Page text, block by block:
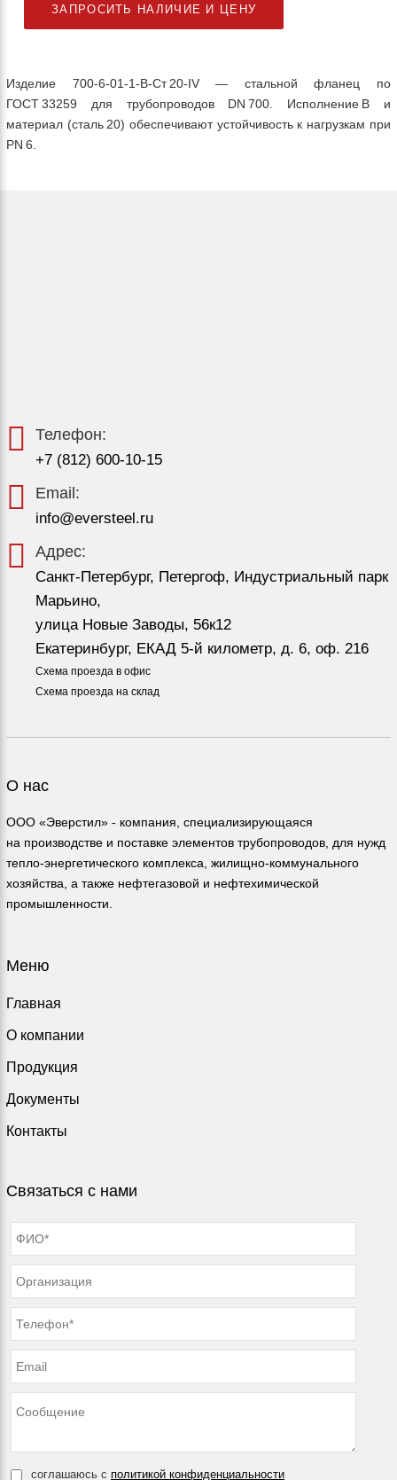
ЗАПРОСИТЬ НАЛИЧИЕ И ЦЕНУ
Изделие 700‑6‑01‑1‑B‑Ст 20‑IV — стальной фланец по
ГОСТ 33259 для трубопроводов DN 700. Исполнение В и
материал (сталь 20) обеспечивают устойчивость к нагрузкам при
PN 6.
Телефон:
+7 (812) 600-10-15
Email:
info@eversteel.ru
Адрес:
Санкт-Петербург, Петергоф, Индустриальный парк
Марьино,
улица Новые Заводы, 56к12
Екатеринбург, ЕКАД 5-й километр, д. 6, оф. 216
Схема проезда в офис
Схема проезда на склад
О нас
ООО «Эверстил» - компания, специализирующаяся
на производстве и поставке элементов трубопроводов, для нужд
тепло-энергетического комплекса, жилищно-коммунального
хозяйства, а также нефтегазовой и нефтехимической
промышленности.
Меню
Главная
О компании
Продукция
Документы
Контакты
Связаться с нами
соглашаюсь с политикой конфиденциальности